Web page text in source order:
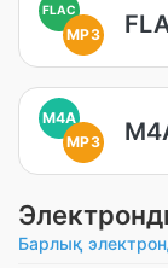
FLAC
MP3
M4A
MP3
Барлық